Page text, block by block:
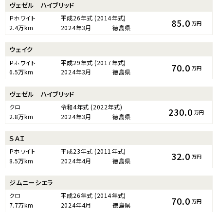
ヴェゼル ハイブリッド
Ｐホワイト 平成26年式 (2014年式)
2.4万km
2024年3月 徳島県 85.0 万円
ウェイク
Ｐホワイト 平成29年式 (2017年式)
6.5万km
2024年3月 徳島県 70.0 万円
ヴェゼル ハイブリッド
クロ 令和4年式 (2022年式)
2.8万km
2024年3月 徳島県 230.0 万円
ＳＡＩ
Ｐホワイト 平成23年式 (2011年式)
8.5万km
2024年4月 徳島県 32.0 万円
ジムニーシエラ
クロ 平成26年式 (2014年式)
7.7万km
2024年4月 徳島県 70.0 万円